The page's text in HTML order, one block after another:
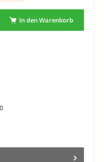
ein oder benutze die Schaltflächen um
In den Warenkorb